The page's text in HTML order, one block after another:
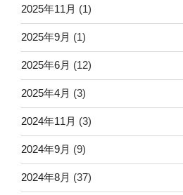
2025年11月 (1)
2025年9月 (1)
2025年6月 (12)
2025年4月 (3)
2024年11月 (3)
2024年9月 (9)
2024年8月 (37)